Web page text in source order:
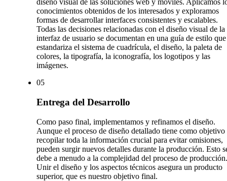
diseño visual de las soluciones web y móviles. Aplicamos
conocimientos obtenidos de los interesados y exploramos
formas de desarrollar interfaces consistentes y escalables.
Todas las decisiones relacionadas con el diseño visual de la
interfaz de usuario se documentan en una guía de estilo que
estandariza el sistema de cuadrícula, el diseño, la paleta de
colores, la tipografía, la iconografía, los logotipos y las
imágenes.
05
Entrega del Desarrollo
Como paso final, implementamos y refinamos el diseño.
Aunque el proceso de diseño detallado tiene como objetivo
recopilar toda la información crucial para evitar omisiones,
pueden surgir nuevos detalles durante la producción. Esto
debe a menudo a la complejidad del proceso de producción.
Unir el diseño y los aspectos técnicos asegura un producto
superior, que es nuestro objetivo final.